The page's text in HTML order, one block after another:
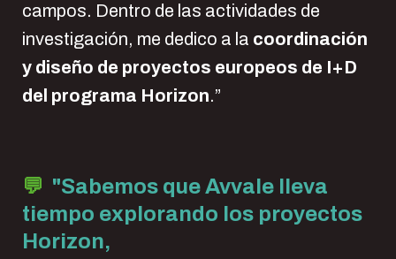
campos. Dentro de las actividades de
investigación, me dedico a la coordinación
y diseño de proyectos europeos de I+D
del programa Horizon.”
💬 "Sabemos que Avvale lleva
tiempo explorando los proyectos
Horizon,